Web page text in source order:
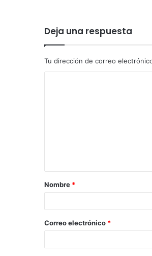
Deja una respuesta
Tu dirección de correo
Nombre *
Correo electrónico *